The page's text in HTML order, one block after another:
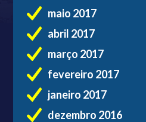
maio 2017
abril 2017
março 2017
fevereiro 2017
janeiro 2017
dezembro 2016